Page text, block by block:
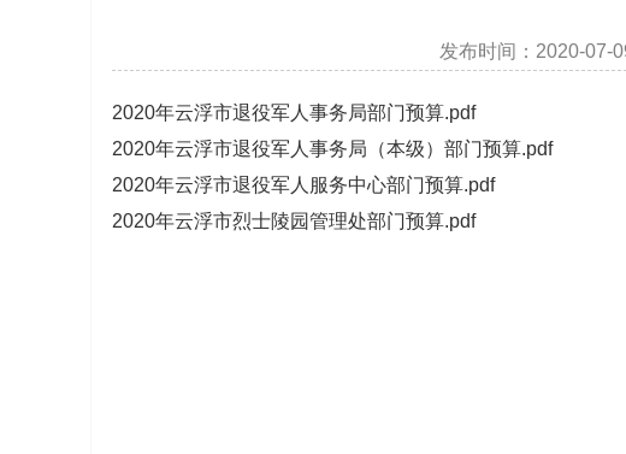
发布时间：2020-
2020年云浮市退役军人事务局部门预算.pdf
2020年云浮市退役军人事务局（本级）部门预算.pdf
2020年云浮市退役军人服务中心部门预算.pdf
2020年云浮市烈士陵园管理处部门预算.pdf